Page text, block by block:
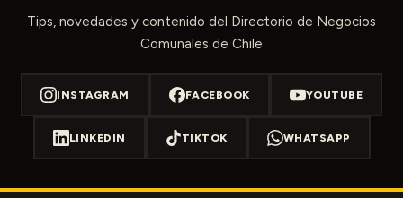
Tips, novedades y contenido del Directorio de Negocios
Comunales de Chile
INSTAGRAM FACEBOOK YOUTUBE
LINKEDIN TIKTOK WHATSAPP